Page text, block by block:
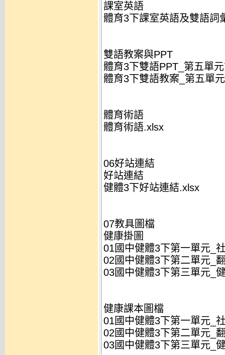
課室英語
體育3下課室英語及雙語詞
雙語教案與PPT
體育3下雙語PPT_第五單
體育3下雙語教案_第五單
體育術語
體育術語.xlsx
06好站連結
好站連結
健體3下好站連結.xlsx
07教具圖檔
健康掛圖
01國中健體3下第一單元_
02國中健體3下第二單元_
03國中健體3下第三單元_
健康課本圖檔
01國中健體3下第一單元_
02國中健體3下第二單元_
03國中健體3下第三單元_